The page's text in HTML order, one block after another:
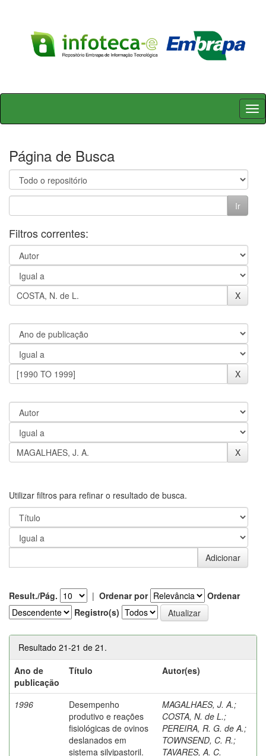
Skip
Página de Busca
Filtros correntes:
Utilizar filtros para refinar o resultado de busca.
Result./Pág. | Ordenar por
Ordenar
Registro(s)
Resultado 21-21 de 21.
Ano de
publicação
Título Autor(es)
1996
Desempenho
produtivo e reações
fisiológicas de ovinos
deslanados em
sistema silvipastoril.
MAGALHAES, J. A.;
COSTA, N. de L.;
PEREIRA, R. G. de A.;
TOWNSEND, C. R.;
TAVARES, A. C.